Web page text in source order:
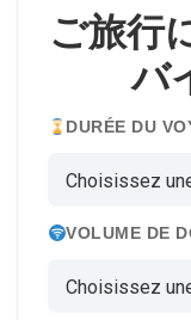
ご旅行
バ
DURÉE DU
VOLUME DE